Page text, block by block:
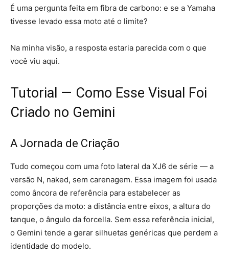
É uma pergunta feita em fibra de carbono: e se a Yamaha
tivesse levado essa moto até o limite?
Na minha visão, a resposta estaria parecida com o que
você viu aqui.
Tutorial — Como Esse Visual Foi
Criado no Gemini
A Jornada de Criação
Tudo começou com uma foto lateral da XJ6 de série — a
versão N, naked, sem carenagem. Essa imagem foi usada
como âncora de referência para estabelecer as
proporções da moto: a distância entre eixos, a altura do
tanque, o ângulo da forcella. Sem essa referência inicial,
o Gemini tende a gerar silhuetas genéricas que perdem a
identidade do modelo.